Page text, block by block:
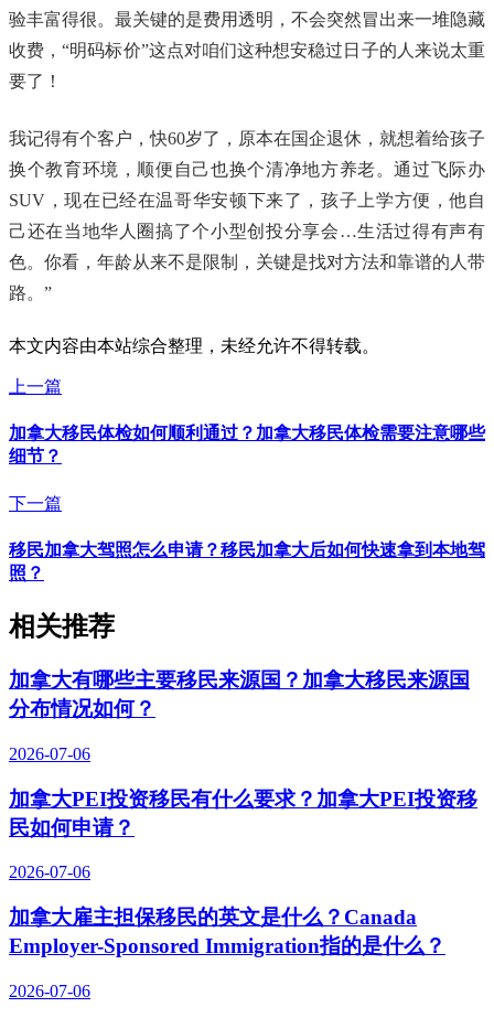
验丰富得很。最关键的是费用透明，不会突然冒出来一堆隐藏
收费，“明码标价”这点对咱们这种想安稳过日子的人来说太重
要了！
我记得有个客户，快60岁了，原本在国企退休，就想着给孩子
换个教育环境，顺便自己也换个清净地方养老。通过飞际办
SUV，现在已经在温哥华安顿下来了，孩子上学方便，他自
己还在当地华人圈搞了个小型创投分享会…生活过得有声有
色。你看，年龄从来不是限制，关键是找对方法和靠谱的人带
路。”
本文内容由本站综合整理，未经允许不得转载。
上一篇
加拿大移民体检如何顺利通过？加拿大移民体检需要注意哪些
细节？
下一篇
移民加拿大驾照怎么申请？移民加拿大后如何快速拿到本地驾
照？
相关推荐
加拿大有哪些主要移民来源国？加拿大移民来源国
分布情况如何？
2026-07-06
加拿大PEI投资移民有什么要求？加拿大PEI投资移
民如何申请？
2026-07-06
加拿大雇主担保移民的英文是什么？Canada
Employer-Sponsored Immigration指的是什么？
2026-07-06